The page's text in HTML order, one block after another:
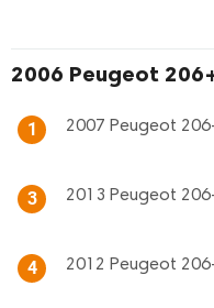
2006 Peugeot
1 2007 Peugeot
3 2013 Peugeot
4 2012 Peugeot